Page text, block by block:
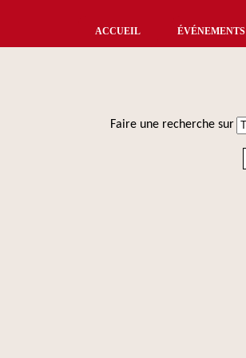
ACCUEIL ÉVÉNEMENTS
Faire une recherche sur